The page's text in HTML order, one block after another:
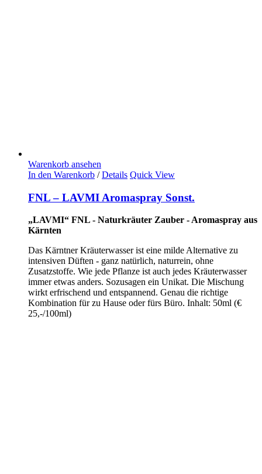
Warenkorb ansehen
In den Warenkorb / Details Quick View
FNL – LAVMI Aromaspray Sonst.
„LAVMI“ FNL - Naturkräuter Zauber - Aromaspray aus
Kärnten
Das Kärntner Kräuterwasser ist eine milde Alternative zu
intensiven Düften - ganz natürlich, naturrein, ohne
Zusatzstoffe. Wie jede Pflanze ist auch jedes Kräuterwasser
immer etwas anders. Sozusagen ein Unikat. Die Mischung
wirkt erfrischend und entspannend. Genau die richtige
Kombination für zu Hause oder fürs Büro. Inhalt: 50ml (€
25,-/100ml)